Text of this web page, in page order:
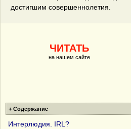
достигшим совершеннолетия.
ЧИТАТЬ
на нашем сайте
+ Содержание
Интерлюдия. IRL?